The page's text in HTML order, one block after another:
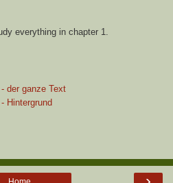
everything in chapter 1.
der ganze Text
Hintergrund